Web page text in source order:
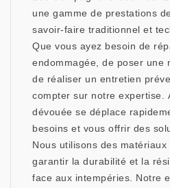
une gamme de prestations
savoir-faire traditionnel et
Que vous ayez besoin de
endommagée, de poser une
de réaliser un entretien
compter sur notre expertise.
dévouée se déplace
besoins et vous offrir des
Nous utilisons des
garantir la durabilité et la
face aux intempéries. Notre